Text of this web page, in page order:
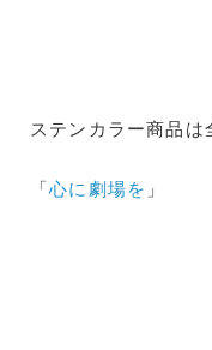
ステンカラー商品は
「心に劇場を 」